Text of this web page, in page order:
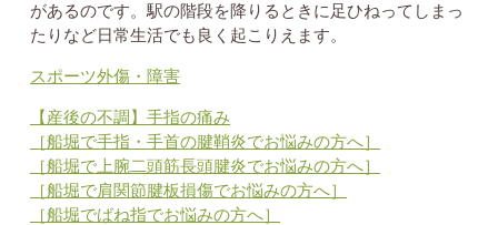
があるのです。駅の階段を降りるときに足ひねってしまっ
たりなど日常生活でも良く起こりえます。
スポーツ外傷・障害
【産後の不調】手指の痛み
［船堀で手指・手首の腱鞘炎でお悩みの方へ］
［船堀で上腕二頭筋長頭腱炎でお悩みの方へ］
［船堀で肩関節腱板損傷でお悩みの方へ］
［船堀でばね指でお悩みの方へ］